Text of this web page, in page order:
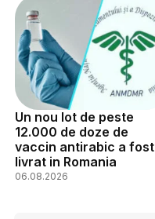
Un nou lot de peste
12.000 de doze de
vaccin antirabic a fost
livrat in Romania
06.08.2026